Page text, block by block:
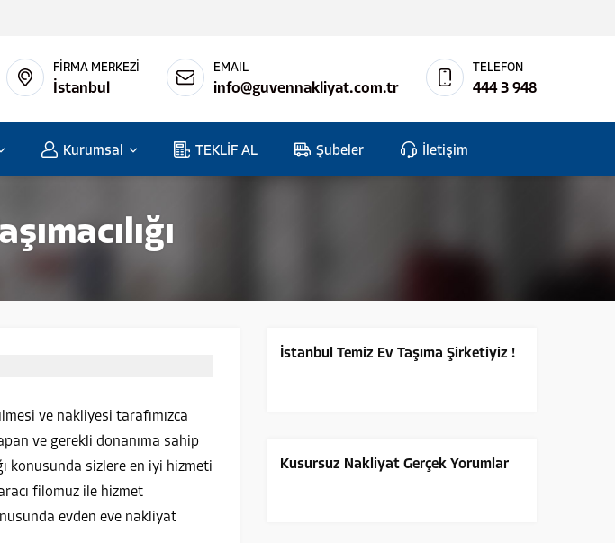
FİRMA MERKEZİ
İstanbul
EMAIL
info@guvennakliyat.com.tr
TELEFON
444 3 948
Kurumsal TEKLİF AL Şubeler İletişim
ve nakliyesi tarafımızca
ve gerekli donanıma sahip
konusunda sizlere en iyi hizmeti
filomuz ile hizmet
evden eve nakliyat
İstanbul Temiz Ev Taşıma Şirketiyiz !
Kusursuz Nakliyat Gerçek Yorumlar